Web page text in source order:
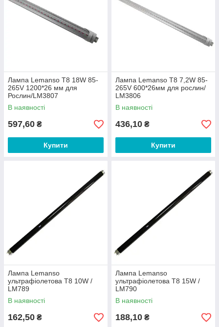
Лампа Lemanso T8 18W 85-
265V 1200*26 мм для
Рослин/LM3807
В наявності
597,60 ₴
Купити
Лампа Lemanso T8 7,2W 85-
265V 600*26мм для рослин/
LM3806
В наявності
436,10 ₴
Купити
Лампа Lemanso
ультрафіолетова T8 10W /
LM789
В наявності
162,50 ₴
Лампа Lemanso
ультрафіолетова T8 15W /
LM790
В наявності
188,10 ₴